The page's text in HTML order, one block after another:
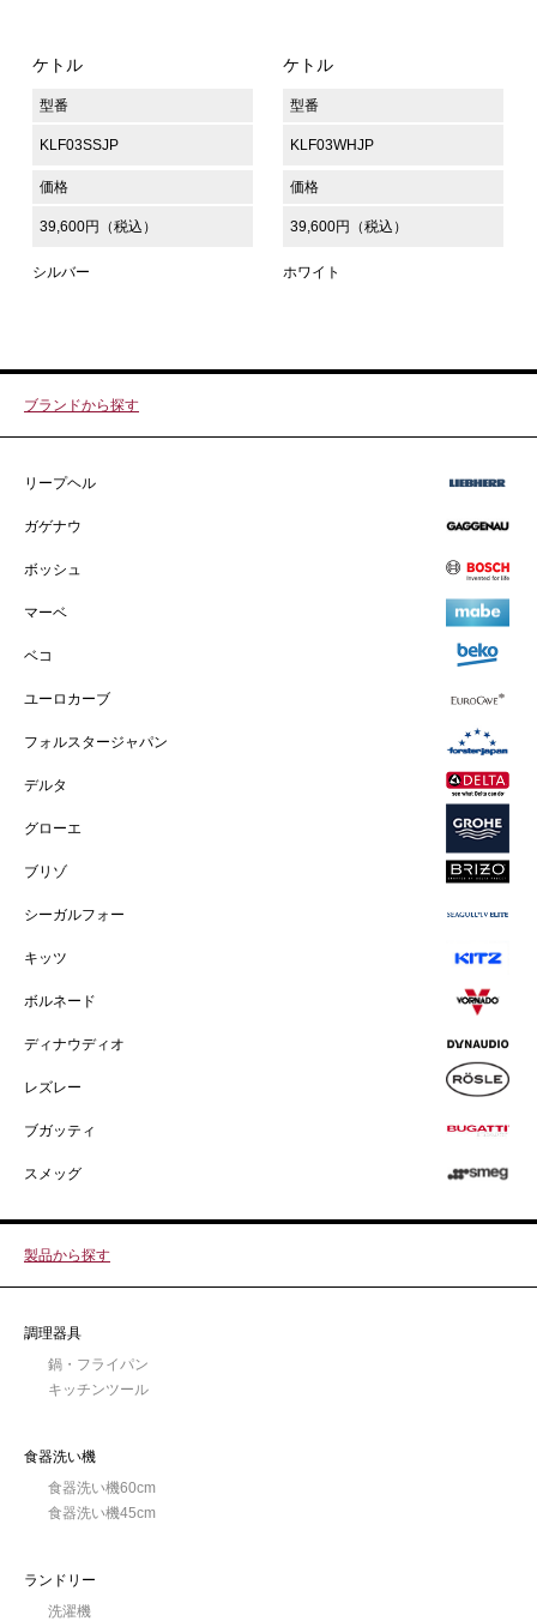
ケトル
型番
KLF03SSJP
価格
39,600円（税込）
シルバー
ケトル
型番
KLF03WHJP
価格
39,600円（税込）
ホワイト
ブランドから探す
リープヘル
ガゲナウ
ボッシュ
マーベ
ベコ
ユーロカーブ
フォルスタージャパン
デルタ
グローエ
ブリゾ
シーガルフォー
キッツ
ボルネード
ディナウディオ
レズレー
ブガッティ
スメッグ
製品から探す
調理器具
鍋・フライパン
キッチンツール
食器洗い機
食器洗い機60cm
食器洗い機45cm
ランドリー
洗濯機